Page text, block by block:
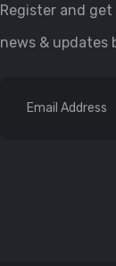
Register and
news & updates